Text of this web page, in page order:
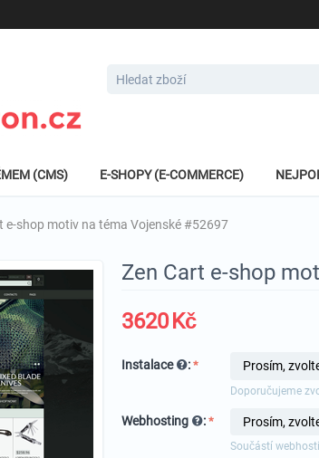
(CMS) E-SHOPY (E-COMMERCE)
e-shop motiv na téma Vojenské #52697
Zen Cart e-shop
3620Kč
Instalace :
Doporučujeme
Webhosting :
Součástí